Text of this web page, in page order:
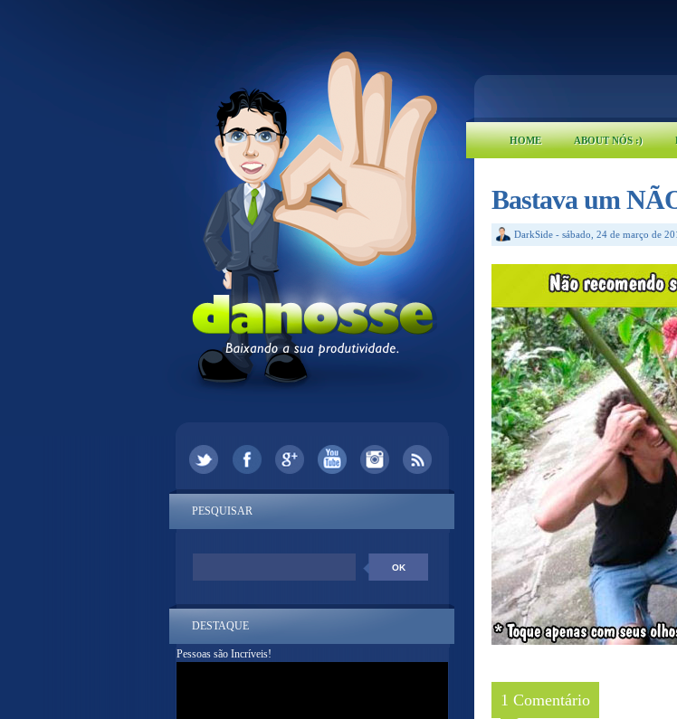
HOME ABOUT NÓS :)
Bastava um
DarkSide - sábado, 24 de março de
1 Comentário
PESQUISAR
DESTAQUE
Pessoas são Incríveis!